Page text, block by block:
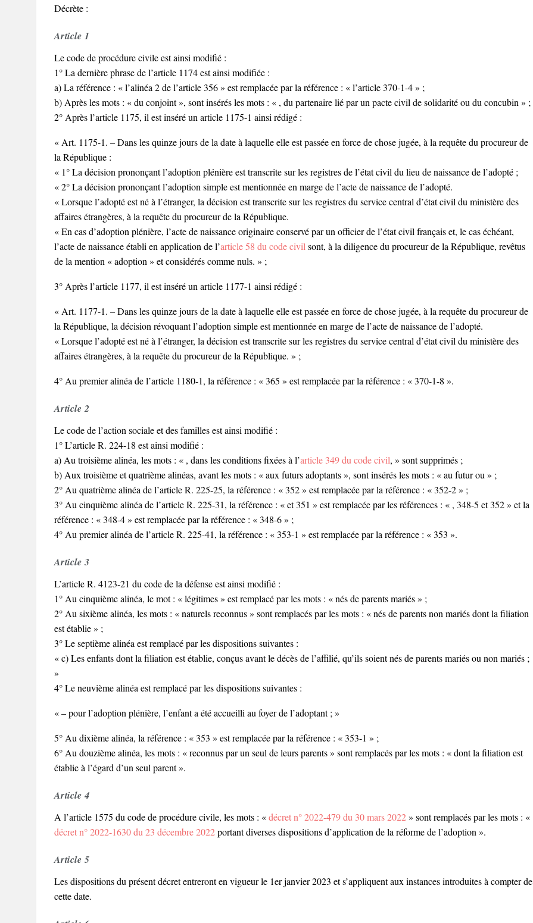
Décrète :
Article 1
Le code de procédure civile est ainsi modifié :
1° La dernière phrase de l’article 1174 est ainsi modifiée :
a) La référence : « l’alinéa 2 de l’article 356 » est remplacée par la référence : « l’article 370-1-4 » ;
b) Après les mots : « du conjoint », sont insérés les mots : « , du partenaire lié par un pacte civil de solidarité ou du concubin » ;
2° Après l’article 1175, il est inséré un article 1175-1 ainsi rédigé :
« Art. 1175-1. – Dans les quinze jours de la date à laquelle elle est passée en force de chose jugée, à la requête du procureur de
la République :
« 1° La décision prononçant l’adoption plénière est transcrite sur les registres de l’état civil du lieu de naissance de l’adopté ;
« 2° La décision prononçant l’adoption simple est mentionnée en marge de l’acte de naissance de l’adopté.
« Lorsque l’adopté est né à l’étranger, la décision est transcrite sur les registres du service central d’état civil du ministère des
affaires étrangères, à la requête du procureur de la République.
« En cas d’adoption plénière, l’acte de naissance originaire conservé par un officier de l’état civil français et, le cas échéant,
l’acte de naissance établi en application de l’article 58 du code civil sont, à la diligence du procureur de la République, revêtus
de la mention « adoption » et considérés comme nuls. » ;
3° Après l’article 1177, il est inséré un article 1177-1 ainsi rédigé :
« Art. 1177-1. – Dans les quinze jours de la date à laquelle elle est passée en force de chose jugée, à la requête du procureur de
la République, la décision révoquant l’adoption simple est mentionnée en marge de l’acte de naissance de l’adopté.
« Lorsque l’adopté est né à l’étranger, la décision est transcrite sur les registres du service central d’état civil du ministère des
affaires étrangères, à la requête du procureur de la République. » ;
4° Au premier alinéa de l’article 1180-1, la référence : « 365 » est remplacée par la référence : « 370-1-8 ».
Article 2
Le code de l’action sociale et des familles est ainsi modifié :
1° L’article R. 224-18 est ainsi modifié :
a) Au troisième alinéa, les mots : « , dans les conditions fixées à l’article 349 du code civil, » sont supprimés ;
b) Aux troisième et quatrième alinéas, avant les mots : « aux futurs adoptants », sont insérés les mots : « au futur ou » ;
2° Au quatrième alinéa de l’article R. 225-25, la référence : « 352 » est remplacée par la référence : « 352-2 » ;
3° Au cinquième alinéa de l’article R. 225-31, la référence : « et 351 » est remplacée par les références : « , 348-5 et 352 » et la
référence : « 348-4 » est remplacée par la référence : « 348-6 » ;
4° Au premier alinéa de l’article R. 225-41, la référence : « 353-1 » est remplacée par la référence : « 353 ».
Article 3
L’article R. 4123-21 du code de la défense est ainsi modifié :
1° Au cinquième alinéa, le mot : « légitimes » est remplacé par les mots : « nés de parents mariés » ;
2° Au sixième alinéa, les mots : « naturels reconnus » sont remplacés par les mots : « nés de parents non mariés dont la filiation
est établie » ;
3° Le septième alinéa est remplacé par les dispositions suivantes :
« c) Les enfants dont la filiation est établie, conçus avant le décès de l’affilié, qu’ils soient nés de parents mariés ou non mariés ;
»
4° Le neuvième alinéa est remplacé par les dispositions suivantes :
« – pour l’adoption plénière, l’enfant a été accueilli au foyer de l’adoptant ; »
5° Au dixième alinéa, la référence : « 353 » est remplacée par la référence : « 353-1 » ;
6° Au douzième alinéa, les mots : « reconnus par un seul de leurs parents » sont remplacés par les mots : « dont la filiation est
établie à l’égard d’un seul parent ».
Article 4
A l’article 1575 du code de procédure civile, les mots : «décret n° 2022-479 du 30 mars 2022» sont remplacés par les mots : «
décret n° 2022-1630 du 23 décembre 2022portant diverses dispositions d’application de la réforme de l’adoption ».
Article 5
Les dispositions du présent décret entreront en vigueur le 1er janvier 2023 et s’appliquent aux instances introduites à compter de
cette date.